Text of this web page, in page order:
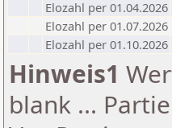
Elozahl per 01.04.2026
Elozahl per 01.07.2026
Elozahl per 01.10.2026
Hinweis1
blank ...